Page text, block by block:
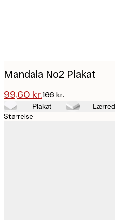
Mandala No2 Plakat
99,60 kr.166 kr.
Plakat Lærred
Størrelse